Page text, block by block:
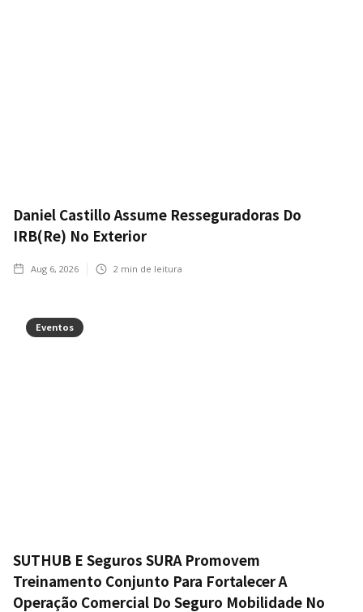
Daniel Castillo Assume Resseguradoras Do
IRB(Re) No Exterior
Aug 6, 2026 2 min de leitura
Eventos
SUTHUB E Seguros SURA Promovem
Treinamento Conjunto Para Fortalecer A
Operação Comercial Do Seguro Mobilidade No